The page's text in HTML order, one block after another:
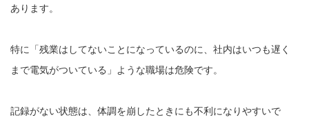
あります。
特に「残業はしてないことになっているのに、社内はいつも遅く
まで電気がついている」ような職場は危険です。
記録がない状態は、体調を崩したときにも不利になりやすいで